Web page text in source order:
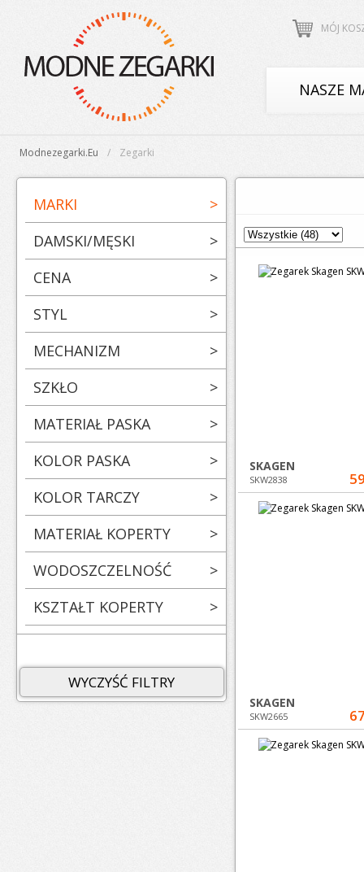
MÓJ
NASZE
Modnezegarki.eu Zegarki
MARKI
>
DAMSKI/MĘSKI
>
CENA
>
STYL
>
MECHANIZM
>
SZKŁO
>
MATERIAŁ PASKA
>
KOLOR PASKA
>
KOLOR TARCZY
>
MATERIAŁ KOPERTY
>
WODOSZCZELNOŚĆ
>
KSZTAŁT KOPERTY
>
WYCZYŚĆ FILTRY
SKAGEN
SKW2838
SKAGEN
SKW2665